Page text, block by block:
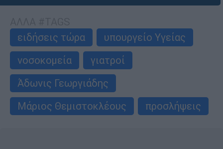
ειδήσεις τώρα
υπουργείο Υγείας
νοσοκομεία
γιατροί
Άδωνις Γεωργιάδης
Μάριος Θεμιστοκλέους
προσλήψεις